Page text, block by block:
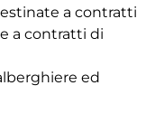
a contratti
a contratti di
ed